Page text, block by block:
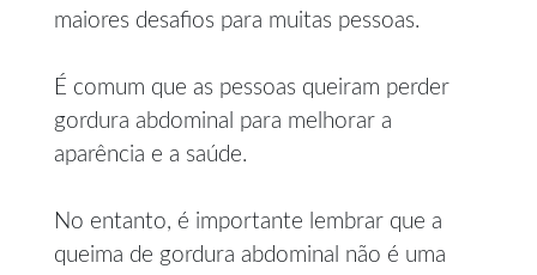
maiores desafios para muitas pessoas.
É comum que as pessoas queiram perder
gordura abdominal para melhorar a
aparência e a saúde.
No entanto, é importante lembrar que a
queima de gordura abdominal não é uma